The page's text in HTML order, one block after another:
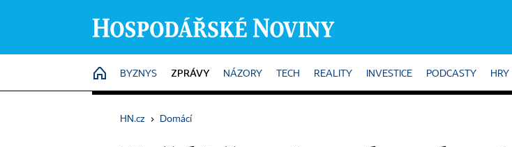
HOME
BYZNYS ZPRÁVY NÁZORY TECH REALITY INVESTICE PODCASTY HRY
HN.cz › Domácí